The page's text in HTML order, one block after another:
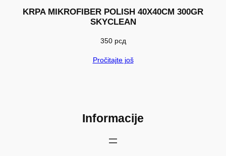
KRPA MIKROFIBER POLISH 40X40CM 300GR
SKYCLEAN
350 рсд
Pročitajte još
Informacije